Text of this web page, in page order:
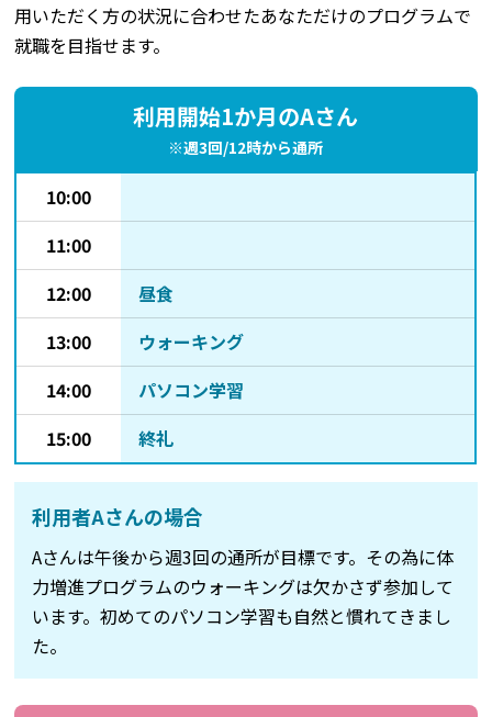
用いただく方の状況に合わせたあなただけのプログラムで
就職を目指せます。
利用開始1か月のAさん
※週3回/12時から通所
10:00
11:00
12:00
昼食
13:00
ウォーキング
14:00
パソコン学習
15:00
終礼
利用者Aさんの場合
Aさんは午後から週3回の通所が目標です。その為に体
力増進プログラムのウォーキングは欠かさず参加して
います。初めてのパソコン学習も自然と慣れてきまし
た。